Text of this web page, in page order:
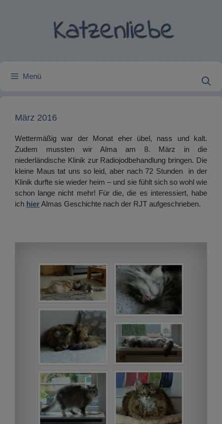
Menü
März 2016
Wettermäßig war der Monat eher übel, nass und kalt.
Zudem mussten wir Alma am 8. März in die
niederländische Klinik zur Radiojodbehandlung bringen. Die
kleine Maus tat uns so leid, aber nach 72 Stunden in der
Klinik durfte sie wieder heim – und sie fühlt sich so wohl wie
schon lange nicht mehr! Für die, die es interessiert, habe
ich hierAlmas Geschichte nach der RJT aufgeschrieben.